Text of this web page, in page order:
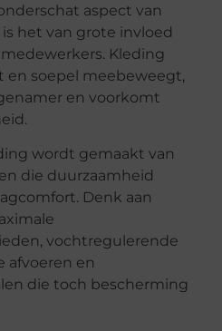
aspect van
het van grote invloed
Kleding
en soepel meebeweegt,
en voorkomt
wordt gemaakt van
die duurzaamheid
Denk aan
vochtregulerende
afvoeren en
die toch bescherming